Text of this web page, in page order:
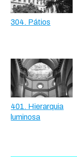
304. Pátios
401. Hierarquia
luminosa